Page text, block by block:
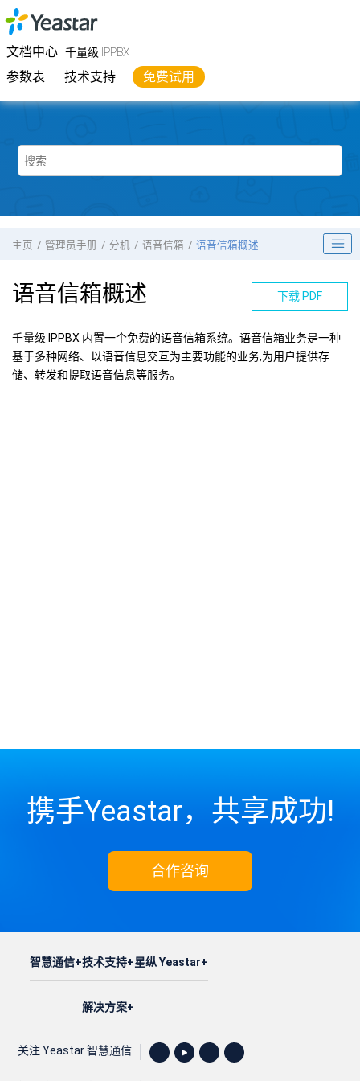
跳转到主要内容
文档中心 千量级 IPPBX
参数表 技术支持 免费试用
Yeastar千量级 IPPBX
主页 管理员手册 分机 语音信箱 语音信箱概述
下载 PDF
语音信箱概述
千量级 IPPBX 内置一个免费的语音信箱系统。语音信箱业务是一种
基于多种网络、以语音信息交互为主要功能的业务,为用户提供存
储、转发和提取语音信息等服务。
携手Yeastar，共享成功!
合作咨询
智慧通信 技术支持
解决方案
星纵 Yeastar
关注 Yeastar 智慧通信